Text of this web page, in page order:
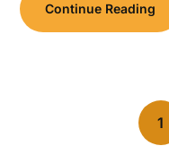
Continue Reading
1